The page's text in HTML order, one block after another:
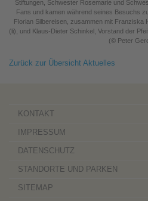
Stiftungen, Schwester Rosemarie und
Fans und kamen während seines Besuchs
Florian Silbereisen, zusammen mit Franziska
(li), und Klaus-Dieter Schinkel, Vorstand der
(© Peter
Zurück zur Übersicht Aktuelles
KONTAKT
IMPRESSUM
DATENSCHUTZ
STANDORTE UND PARKEN
SITEMAP